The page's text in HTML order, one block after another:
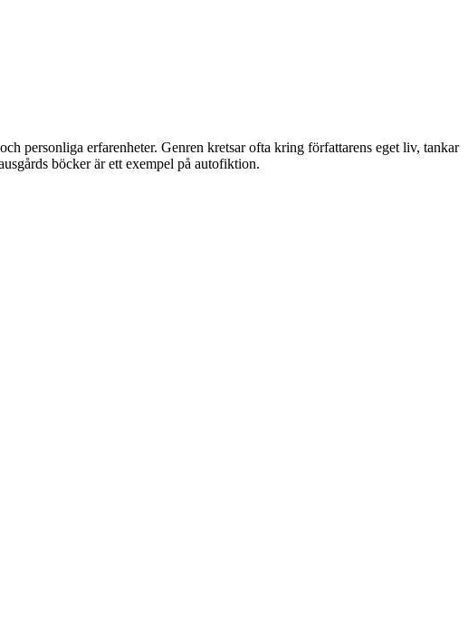
personliga erfarenheter. Genren kretsar ofta kring författarens eget liv, tankar
böcker är ett exempel på autofiktion.